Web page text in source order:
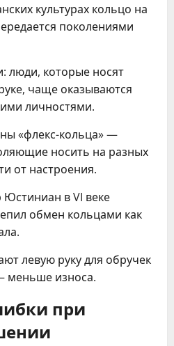
культурах кольцо на
поколениями
люди, которые носят
чаще оказываются
личностями.
«флекс-кольца» —
носить на разных
от настроения.
в VI веке
обмен кольцами как
левую руку для обручек
меньше износа.
при